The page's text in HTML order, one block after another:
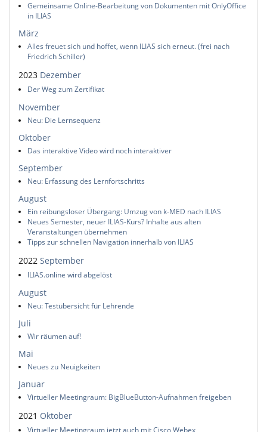
Gemeinsame Online-Bearbeitung von Dokumenten mit OnlyOffice
in ILIAS
März
Alles freuet sich und hoffet, wenn ILIAS sich erneut. (frei nach
Friedrich Schiller)
2023 Dezember
Der Weg zum Zertifikat
November
Neu: Die Lernsequenz
Oktober
Das interaktive Video wird noch interaktiver
September
Neu: Erfassung des Lernfortschritts
August
Ein reibungsloser Übergang: Umzug von k-MED nach ILIAS
Neues Semester, neuer ILIAS-Kurs? Inhalte aus alten
Veranstaltungen übernehmen
Tipps zur schnellen Navigation innerhalb von ILIAS
2022 September
ILIAS.online wird abgelöst
August
Neu: Testübersicht für Lehrende
Juli
Wir räumen auf!
Mai
Neues zu Neuigkeiten
Januar
Virtueller Meetingraum: BigBlueButton-Aufnahmen freigeben
2021 Oktober